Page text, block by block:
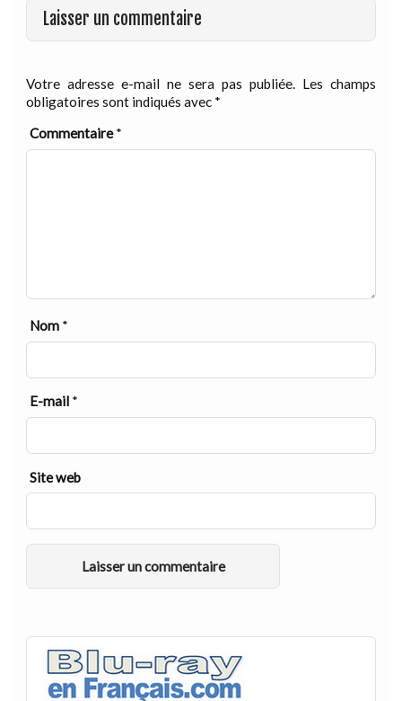
Laisser un commentaire
Votre adresse e-mail ne sera pas publiée. Les champs
obligatoires sont indiqués avec *
Commentaire*
Nom *
E-mail *
Site web